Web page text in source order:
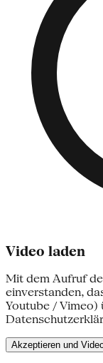
Video laden
Mit dem Aufruf
einverstanden,
Youtube / Vimeo)
Akzeptieren und